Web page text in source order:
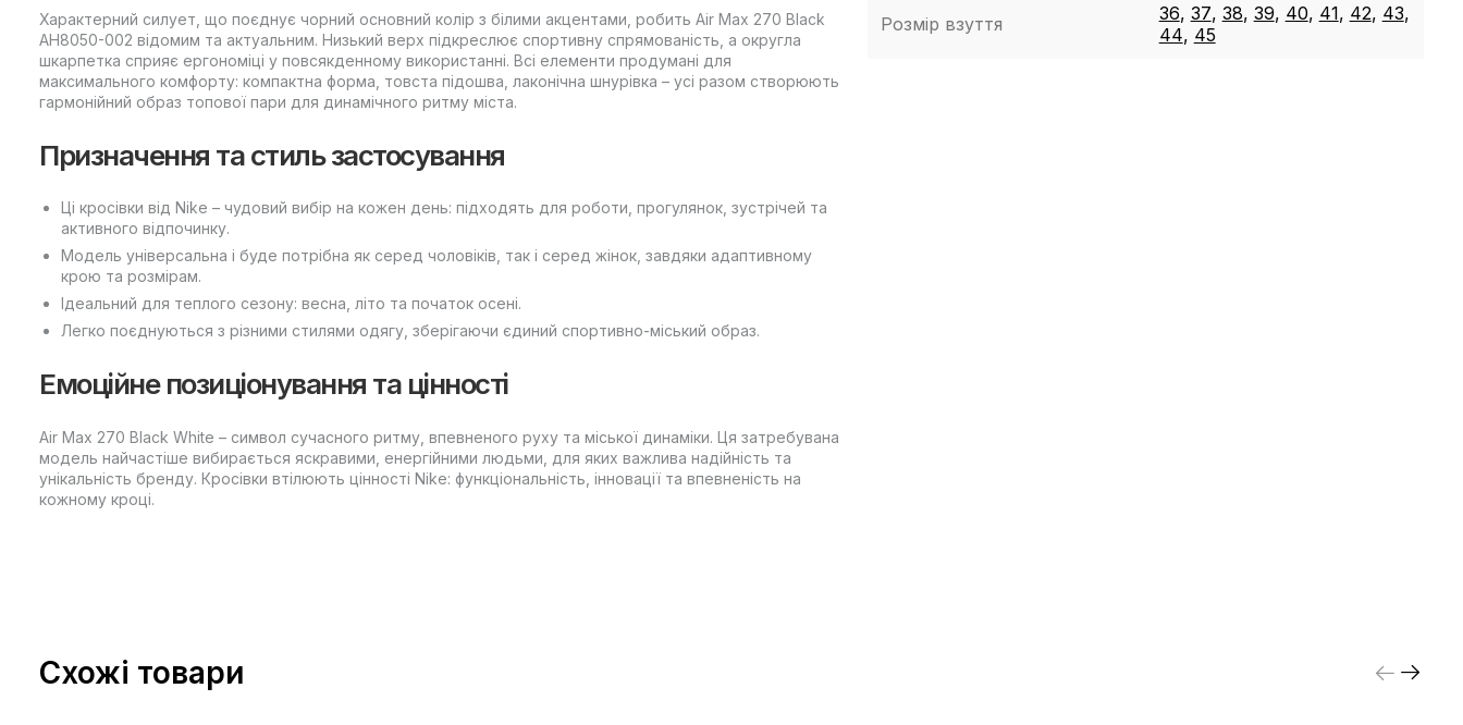
Характерний силует, що поєднує чорний основний колір з білими акцентами, робить Air Max 270 Black
AH8050-002 відомим та актуальним. Низький верх підкреслює спортивну спрямованість, а округла
шкарпетка сприяє ергономіці у повсякденному використанні. Всі елементи продумані для
максимального комфорту: компактна форма, товста підошва, лаконічна шнурівка – усі разом створюють
гармонійний образ топової пари для динамічного ритму міста.
Призначення та стиль застосування
Ці кросівки від Nike – чудовий вибір на кожен день: підходять для роботи, прогулянок, зустрічей та
активного відпочинку.
Модель універсальна і буде потрібна як серед чоловіків, так і серед жінок, завдяки адаптивному
крою та розмірам.
Ідеальний для теплого сезону: весна, літо та початок осені.
Легко поєднуються з різними стилями одягу, зберігаючи єдиний спортивно-міський образ.
Емоційне позиціонування та цінності
Air Max 270 Black White – символ сучасного ритму, впевненого руху та міської динаміки. Ця затребувана
модель найчастіше вибирається яскравими, енергійними людьми, для яких важлива надійність та
унікальність бренду. Кросівки втілюють цінності Nike: функціональність, інновації та впевненість на
кожному кроці.
Розмір взуття 36, 37, 38, 39, 40, 41, 42, 43,
44, 45
Схожі товари